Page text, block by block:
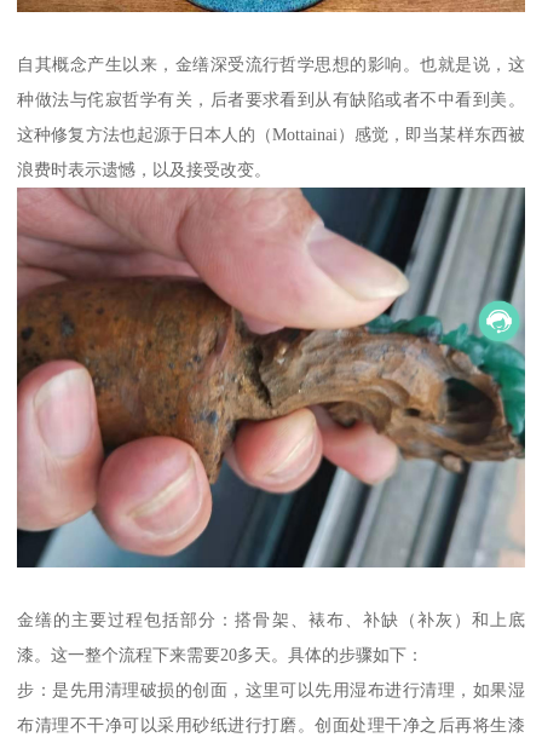
自其概念产生以来，金缮深受流行哲学思想的影响。也就是说，这
种做法与侘寂哲学有关，后者要求看到从有缺陷或者不中看到美。
这种修复方法也起源于日本人的（Mottainai）感觉，即当某样东西被
浪费时表示遗憾，以及接受改变。
金缮的主要过程包括部分：搭骨架、裱布、补缺（补灰）和上底
漆。这一整个流程下来需要20多天。具体的步骤如下：
步：是先用清理破损的创面，这里可以先用湿布进行清理，如果湿
布清理不干净可以采用砂纸进行打磨。创面处理干净之后再将生漆